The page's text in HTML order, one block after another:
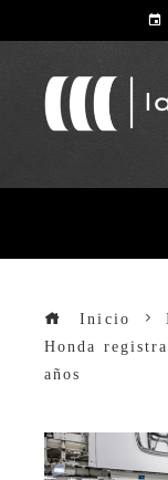
Inicio
Honda
años